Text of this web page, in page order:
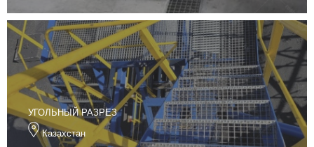
УГОЛЬНЫЙ РАЗРЕЗ
Казахстан